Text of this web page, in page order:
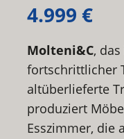
4.999 €
Molteni&C,
fortschrittlicher
altüberlieferte
produziert
Esszimmer, die